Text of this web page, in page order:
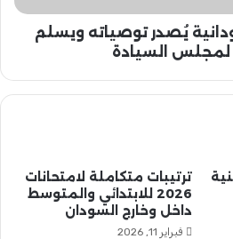
يُصدر توصياته ويسلم
لمجلس السيادة
ترتيبات متكاملة لامتحانات
2026 للابتدائي والمتوسط
داخل وخارج السودان
فبراير 11, 2026